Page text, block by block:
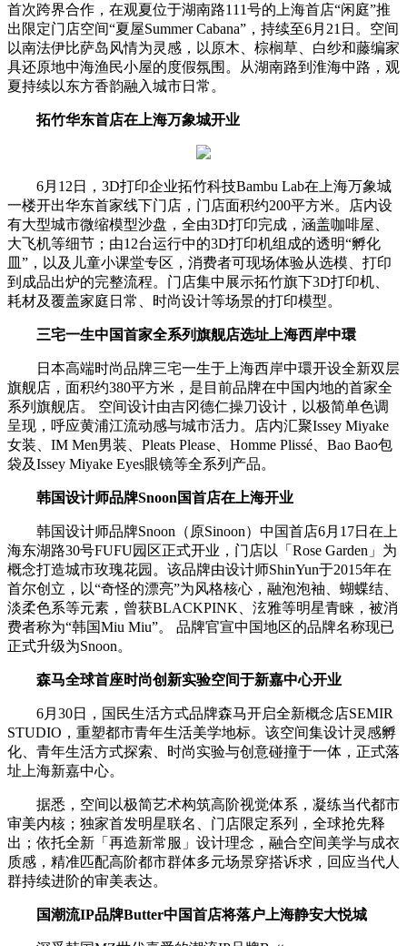
首次跨界合作，在观夏位于湖南路111号的上海首店“闲庭”推
出限定门店空间“夏屋Summer Cabana”，持续至6月21日。空间
以南法伊比萨岛风情为灵感，以原木、棕榈草、白纱和藤编家
具还原地中海渔民小屋的度假氛围。从湖南路到淮海中路，观
夏持续以东方香韵融入城市日常。
拓竹华东首店在上海万象城开业
6月12日，3D打印企业拓竹科技Bambu Lab在上海万象城
一楼开出华东首家线下门店，门店面积约200平方米。店内设
有大型城市微缩模型沙盘，全由3D打印完成，涵盖咖啡屋、
大飞机等细节；由12台运行中的3D打印机组成的透明“孵化
皿”，以及儿童小课堂专区，消费者可现场体验从选模、打印
到成品出炉的完整流程。门店集中展示拓竹旗下3D打印机、
耗材及覆盖家庭日常、时尚设计等场景的打印模型。
三宅一生中国首家全系列旗舰店选址上海西岸中環
日本高端时尚品牌三宅一生于上海西岸中環开设全新双层
旗舰店，面积约380平方米，是目前品牌在中国内地的首家全
系列旗舰店。 空间设计由吉冈德仁操刀设计，以极简单色调
呈现，呼应黄浦江流动感与城市活力。店内汇聚Issey Miyake
女装、IM Men男装、Pleats Please、Homme Plissé、Bao Bao包
袋及Issey Miyake Eyes眼镜等全系列产品。
韩国设计师品牌Snoon国首店在上海开业
韩国设计师品牌Snoon（原Sinoon）中国首店6月17日在上
海东湖路30号FUFU园区正式开业，门店以「Rose Garden」为
概念打造城市玫瑰花园。该品牌由设计师ShinYun于2015年在
首尔创立，以“奇怪的漂亮”为风格核心，融泡泡袖、蝴蝶结、
淡柔色系等元素，曾获BLACKPINK、泫雅等明星青睐，被消
费者称为“韩国Miu Miu”。 品牌官宣中国地区的品牌名称现已
正式升级为Snoon。
森马全球首座时尚创新实验空间于新嘉中心开业
6月30日，国民生活方式品牌森马开启全新概念店SEMIR
STUDIO，重塑都市青年生活美学地标。该空间集设计灵感孵
化、青年生活方式探索、时尚实验与创意碰撞于一体，正式落
址上海新嘉中心。
据悉，空间以极简艺术构筑高阶视觉体系，凝练当代都市
审美内核；独家首发明星联名、门店限定系列，全球抢先释
出；依托全新「再造新常服」设计理念，融合空间美学与成衣
质感，精准匹配高阶都市群体多元场景穿搭诉求，回应当代人
群持续进阶的审美表达。
国潮流IP品牌Butter中国首店将落户上海静安大悦城